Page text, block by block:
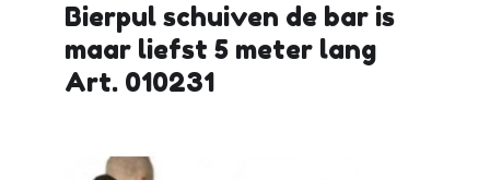
Bierpul schuiven de bar is
maar liefst 5 meter lang
Art. 010231